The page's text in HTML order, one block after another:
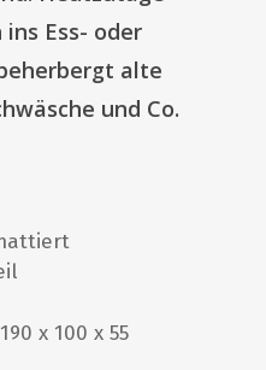
Ess- oder
alte
und Co.
x 100 x 55